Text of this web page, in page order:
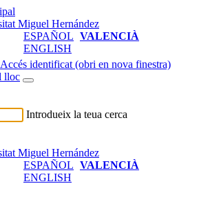
ESPAÑOL VALENCIÀ
ENGLISH
Accés identificat (obri en nova finestra)
lloc
Introdueix la teua cerca
ESPAÑOL VALENCIÀ
ENGLISH